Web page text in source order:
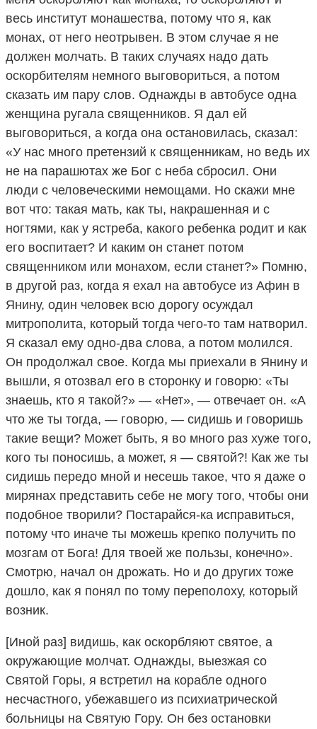
весь институт монашества, потому что я, как
монах, от него неотрывен. В этом случае я не
должен молчать. В таких случаях надо дать
оскорбителям немного выговориться, а потом
сказать им пару слов. Однажды в автобусе одна
женщина ругала священников. Я дал ей
выговориться, а когда она остановилась, сказал:
«У нас много претензий к священникам, но ведь их
не на парашютах же Бог с неба сбросил. Они
люди с человеческими немощами. Но скажи мне
вот что: такая мать, как ты, накрашенная и с
ногтями, как у ястреба, какого ребенка родит и как
его воспитает? И каким он станет потом
священником или монахом, если станет?» Помню,
в другой раз, когда я ехал на автобусе из Афин в
Янину, один человек всю дорогу осуждал
митрополита, который тогда чего-то там натворил.
Я сказал ему одно-два слова, а потом молился.
Он продолжал свое. Когда мы приехали в Янину и
вышли, я отозвал его в сторонку и говорю: «Ты
знаешь, кто я такой?» — «Нет», — отвечает он. «А
что же ты тогда, — говорю, — сидишь и говоришь
такие вещи? Может быть, я во много раз хуже того,
кого ты поносишь, а может, я — святой?! Как же ты
сидишь передо мной и несешь такое, что я даже о
мирянах представить себе не могу того, чтобы они
подобное творили? Постарайся-ка исправиться,
потому что иначе ты можешь крепко получить по
мозгам от Бога! Для твоей же пользы, конечно».
Смотрю, начал он дрожать. Но и до других тоже
дошло, как я понял по тому переполоху, который
возник.
[Иной раз] видишь, как оскорбляют святое, а
окружающие молчат. Однажды, выезжая со
Святой Горы, я встретил на корабле одного
несчастного, убежавшего из психиатрической
больницы на Святую Гору. Он без остановки